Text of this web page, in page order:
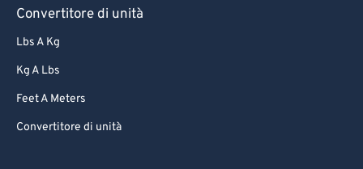
Convertitore di unità
Lbs A Kg
Kg A Lbs
Feet A Meters
Convertitore di unità